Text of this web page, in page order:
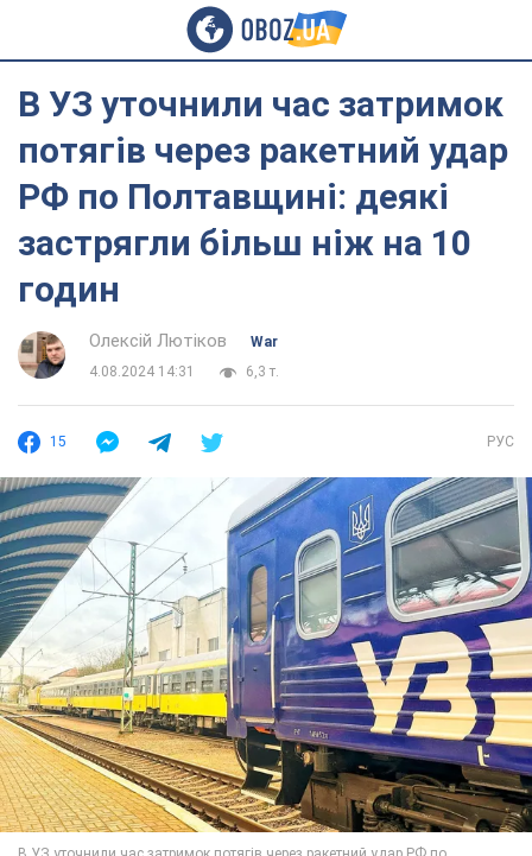
В УЗ уточнили час затримок
потягів через ракетний удар
РФ по Полтавщині: деякі
застрягли більш ніж на 10
годин
Олексій Лютіков
War
4.08.2024 14:31
6,3 т.
15 РУС